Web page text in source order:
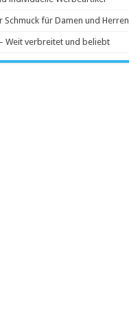
Schmuck für Damen und Herren
Weit verbreitet und beliebt